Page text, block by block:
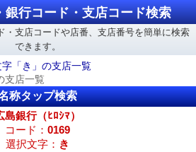
銀行コード・支店コード検索
・支店コードや店番、支店番号を簡単に検索
できます。
字「き」の支店一覧
支店一覧
称タップ検索
島銀行（ﾋﾛｼﾏ）
コード： 0169
選択文字： き